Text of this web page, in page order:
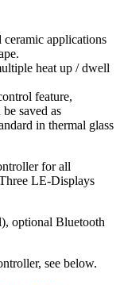
applications
heat up / dwell
feature,
saved as
in thermal glass
for all
LE-Displays
optional Bluetooth
see below.